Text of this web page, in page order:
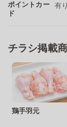
ポイントカー
ド
有り
チラシ掲載
鶏手羽元